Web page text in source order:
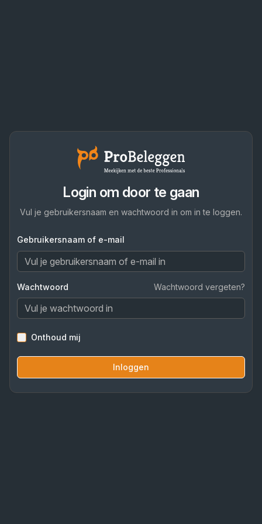
Login om door te gaan
Vul je gebruikersnaam en wachtwoord in om in te loggen.
Gebruikersnaam of e-mail
Wachtwoord Wachtwoord vergeten?
Onthoud mij
Inloggen